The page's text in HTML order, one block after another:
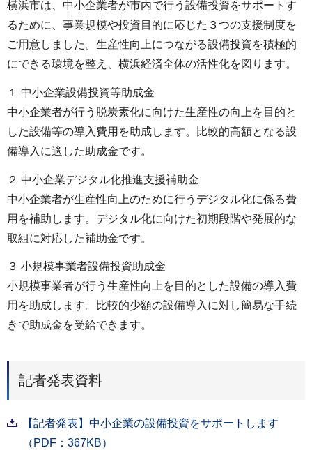
横浜市は、中小企業者が市内で行う設備投資をサポートす
るために、事業規模や投資目的に応じた３つの支援制度を
ご用意しました。生産性向上につながる設備投資を積極的
にできる環境を整え、横浜経済全体の活性化を図ります。
１ 中小企業設備投資等助成金
中小企業者が行う脱炭素化に向けた生産性の向上を目的と
した設備等の導入費用を助成します。比較的高額となる設
備導入に適した助成金です。
２ 中小企業デジタル化推進支援補助金
中小企業者が生産性向上のために行うデジタル化に係る費
用を補助します。デジタル化に向けた初期段階や発展的な
取組に対応した補助金です。
３ 小規模事業者設備投資助成金
小規模事業者が行う生産性向上を目的とした設備の導入費
用を助成します。比較的少額の設備導入に対し簡易な手続
きで助成金を受給できます。
記者発表資料
【記者発表】中小企業の設備投資をサポートします
（PDF：367KB）